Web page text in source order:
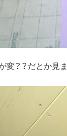
？？だとか見